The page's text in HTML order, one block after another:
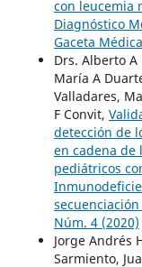
con leucemia
Diagnóstico
Gaceta
Drs. Alberto
María A
Valladares,
F Convit,
detección de
en cadena de
pediátricos
secuenciación
Núm. 4 (2020)
Jorge Andrés
Sarmiento,